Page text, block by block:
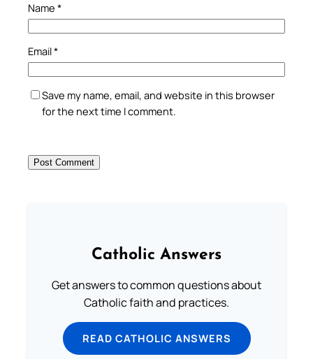
Name *
Email*
Save my name, email, and website in this browser
for the next time I comment.
Catholic Answers
Get answers to common questions about
Catholic faith and practices.
READ CATHOLIC ANSWERS